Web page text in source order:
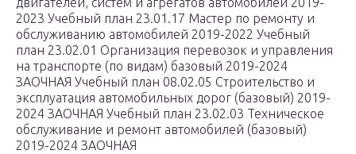
2023 Учебный план 23.01.17 Мастер по ремонту и
обслуживанию автомобилей 2019-2022 Учебный
план 23.02.01 Организация перевозок и управления
на транспорте (по видам) базовый 2019-2024
ЗАОЧНАЯ Учебный план 08.02.05 Строительство и
эксплуатация автомобильных дорог (базовый) 2019-
2024 ЗАОЧНАЯ Учебный план 23.02.03 Техническое
обслуживание и ремонт автомобилей (базовый)
2019-2024 ЗАОЧНАЯ